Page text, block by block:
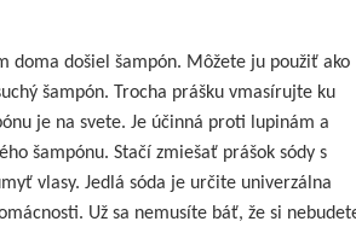
doma došiel šampón. Môžete ju použiť ako
šampón. Trocha prášku vmasírujte ku
je na svete. Je účinná proti lupinám a
šampónu. Stačí zmiešať prášok sódy s
vlasy. Jedlá sóda je určite univerzálna
Už sa nemusíte báť, že si